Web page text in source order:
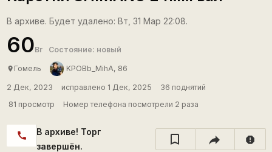
В архиве. Будет удалено: Вт, 31 Мар 22:08.
60Br Состояние: новый
place Гомель KPOBb_MihA, 86
2 Дек, 2023 исправлено 1 Дек, 2025
36 поднятий
81 просмотр
Номер телефона посмотрели 2 раза
call
В архиве! Торг
завершён.
report